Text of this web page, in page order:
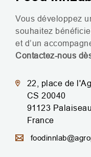
Vous développez
souhaitez
et d’un
Contactez-nous
22, place de
CS 20040
91123 Palaiseau
France